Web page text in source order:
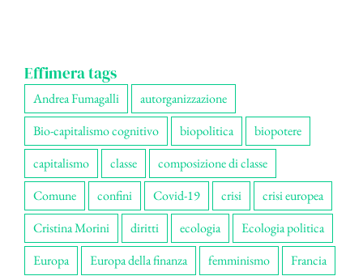
Effimera tags
Andrea Fumagalli
autorganizzazione
Bio-capitalismo cognitivo
biopolitica
biopotere
capitalismo
classe
composizione di classe
Comune
confini Covid-19 crisi
crisi europea
Cristina Morini
diritti ecologia
Ecologia politica
Europa
Europa della finanza femminismo
Francia